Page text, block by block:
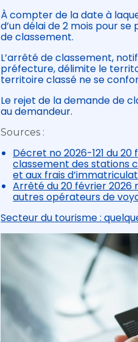
À compter de la date à
d’un délai de 2 mois pour
de classement.
L’arrêté de classement,
préfecture, délimite le
territoire classé ne se
Le rejet de la demande de
au demandeur.
Sources :
Décret no 2026-121 du
classement des stations
et aux frais
Arrêté du 20 février 2026
autres opérateurs de
Secteur du tourisme :